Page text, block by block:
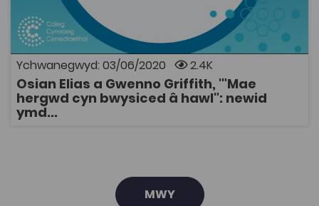
Ychwanegwyd: 03/06/2020 2.4K
Osian Elias a Gwenno Griffith, '"Mae
hergwd cyn bwysiced â hawl": newid
ymd...
Mae ymagwedd ymddygiadol at bolisi eisoes wedi
trawsnewid ystod o feysydd polisi cyhoeddus. Diben yr
erthygl hon yw datblygu’r berthynas rhwng
ymagwedd ymddygiadol a pholisi a chynllunio iaith.
Cynigia strategaethau iaith diweddar Llywodraeth
Cymru dystiolaeth o’r berthynas eginol hon, ac mae’r
uchelgais o filiwn o siaradwyr yn cynnig sbardun polisi
amlwg i’r defnydd o fewnwelediadau ymddygiadol ac
yn cyfrannu at arloesi ym maes polisi iaith. Esbonia’r
ymddygiad ac arfau polisi megis yr hergwd.
AGOR
MWY